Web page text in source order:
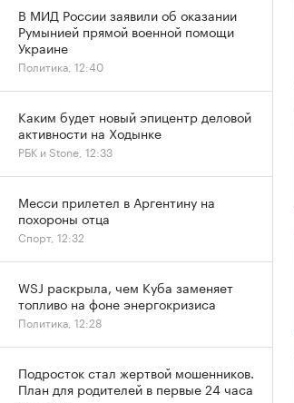
В МИД России заявили об оказании
Румынией прямой военной помощи
Украине
Политика, 12:40
Каким будет новый эпицентр деловой
активности на Ходынке
РБК и Stone, 12:33
Месси прилетел в Аргентину на
похороны отца
Спорт, 12:32
WSJ раскрыла, чем Куба заменяет
топливо на фоне энергокризиса
Политика, 12:28
Подросток стал жертвой мошенников.
План для родителей в первые 24 часа